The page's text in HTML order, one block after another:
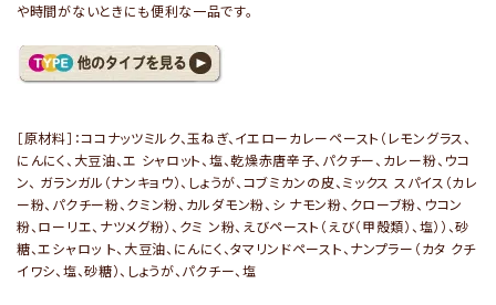
や時間がないときにも便利な一品です。
［原材料］：ココナッツミルク、玉ねぎ、イエローカレーペースト（レモングラス、
にんにく、大豆油、エ シャロット、塩、乾燥赤唐辛子、パクチー、カレー粉、ウコ
ン、 ガランガル（ナンキョウ）、しょうが、コブミカンの皮、ミックス スパイス（カレ
ー粉、パクチー粉、クミン粉、カルダモン粉、シ ナモン粉、クローブ粉、ウコン
粉、ローリエ、ナツメグ粉）、クミ ン粉、えびペースト（えび（甲殻類）、塩））、砂
糖、エシャロッ ト、大豆油、にんにく、タマリンドペースト、ナンプラー（カタ クチ
イワシ、塩、砂糖）、しょうが、パクチー、塩